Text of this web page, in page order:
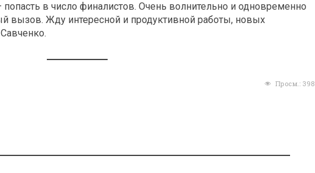
в число финалистов. Очень волнительно и одновременно
вызов. Жду интересной и продуктивной работы, новых
Просм.: 398